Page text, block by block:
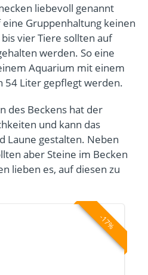
liebevoll genannt
Gruppenhaltung keinen
vier Tiere sollten auf
werden. So eine
Aquarium mit einem
54 Liter gepflegt werden.
des Beckens hat der
und kann das
Laune gestalten. Neben
aber Steine im Becken
lieben es, auf diesen zu
-17%